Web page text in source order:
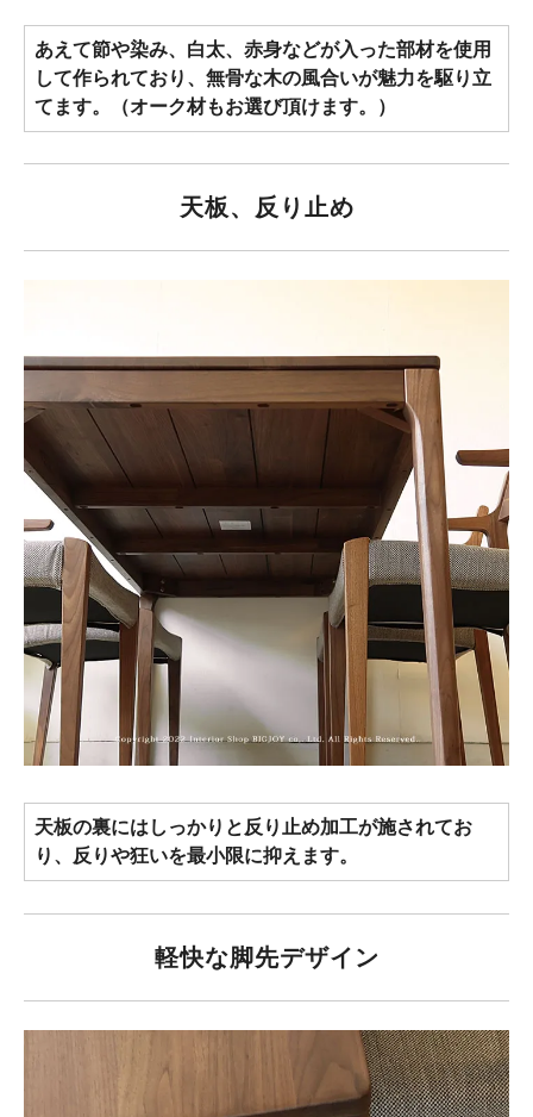
あえて節や染み、白太、赤身などが入った部材を使用
して作られており、無骨な木の風合いが魅力を駆り立
てます。（オーク材もお選び頂けます。）
天板、反り止め
天板の裏にはしっかりと反り止め加工が施されてお
り、反りや狂いを最小限に抑えます。
軽快な脚先デザイン